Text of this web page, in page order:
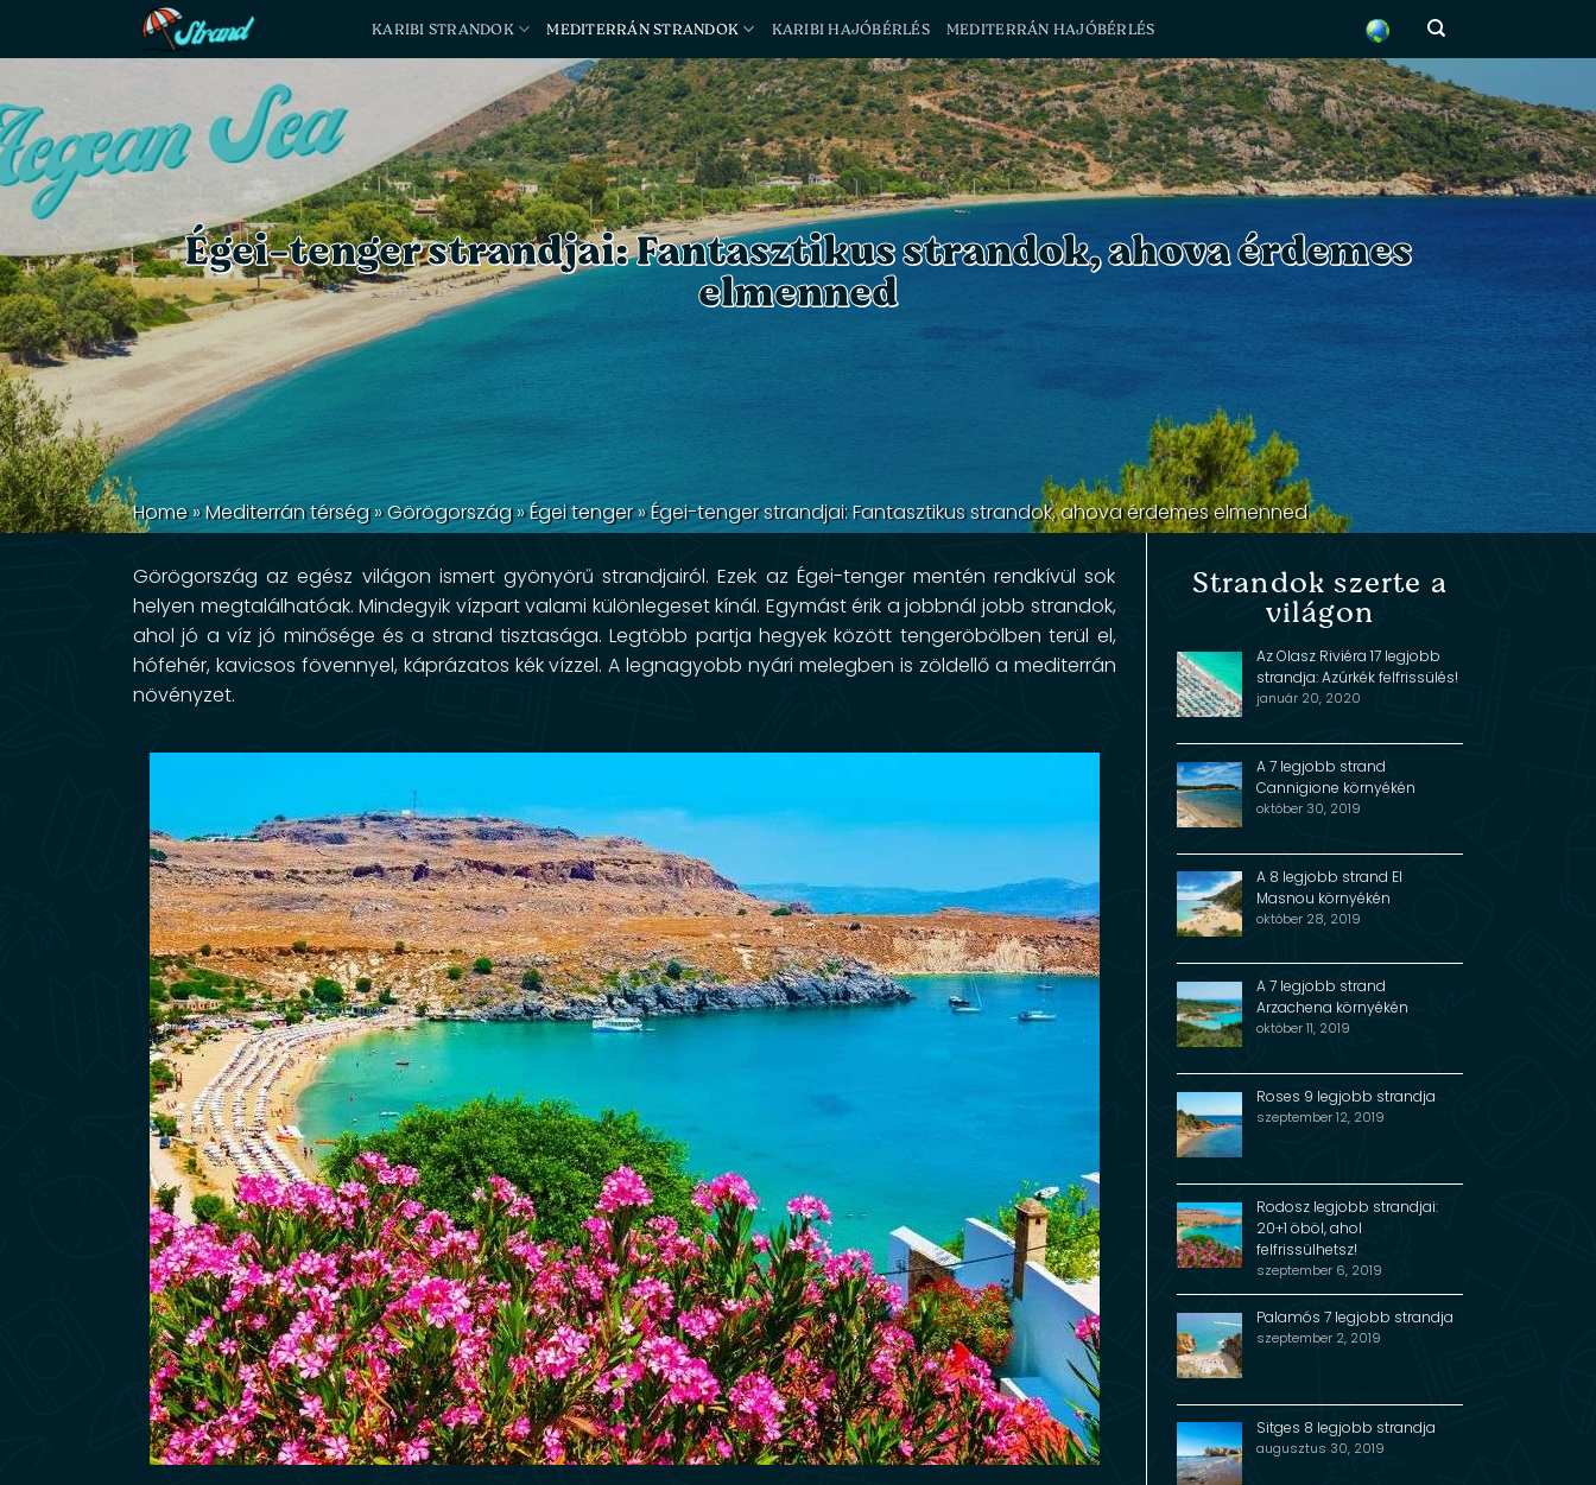
KARIBI STRANDOK MEDITERRÁN STRANDOK KARIBI HAJÓBÉRLÉS MEDITERRÁN HAJÓBÉRLÉS
Égei-tenger strandjai: Fantasztikus strandok, ahova érdemes
elmenned
Home»Mediterrán térség»Görögország»Égei tenger»Égei-tenger strandjai: Fantasztikus strandok, ahova érdemes elmenned
Görögország az egész világon ismert gyönyörű strandjairól. Ezek az Égei-tenger mentén rendkívül sok
helyen megtalálhatóak. Mindegyik vízpart valami különlegeset kínál. Egymást érik a jobbnál jobb strandok,
ahol jó a víz jó minősége és a strand tisztasága. Legtöbb partja hegyek között tengeröbölben terül el,
hófehér, kavicsos fövennyel, káprázatos kék vízzel. A legnagyobb nyári melegben is zöldellő a mediterrán
növényzet.
Strandok szerte a
világon
Az Olasz Riviéra 17 legjobb
strandja: Azúrkék felfrissülés!
január 20, 2020
A 7 legjobb strand
Cannigione környékén
október 30, 2019
A 8 legjobb strand El
Masnou környékén
október 28, 2019
A 7 legjobb strand
Arzachena környékén
október 11, 2019
Roses 9 legjobb strandja
szeptember 12, 2019
Rodosz legjobb strandjai:
20+1 öböl, ahol
felfrissülhetsz!
szeptember 6, 2019
Palamós 7 legjobb strandja
szeptember 2, 2019
Sitges 8 legjobb strandja
augusztus 30, 2019